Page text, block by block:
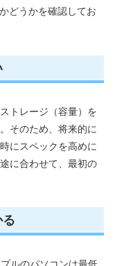
どうかを確認してお
トレージ（容量）を
そのため、将来的に
にスペックを高めに
に合わせて、最初の